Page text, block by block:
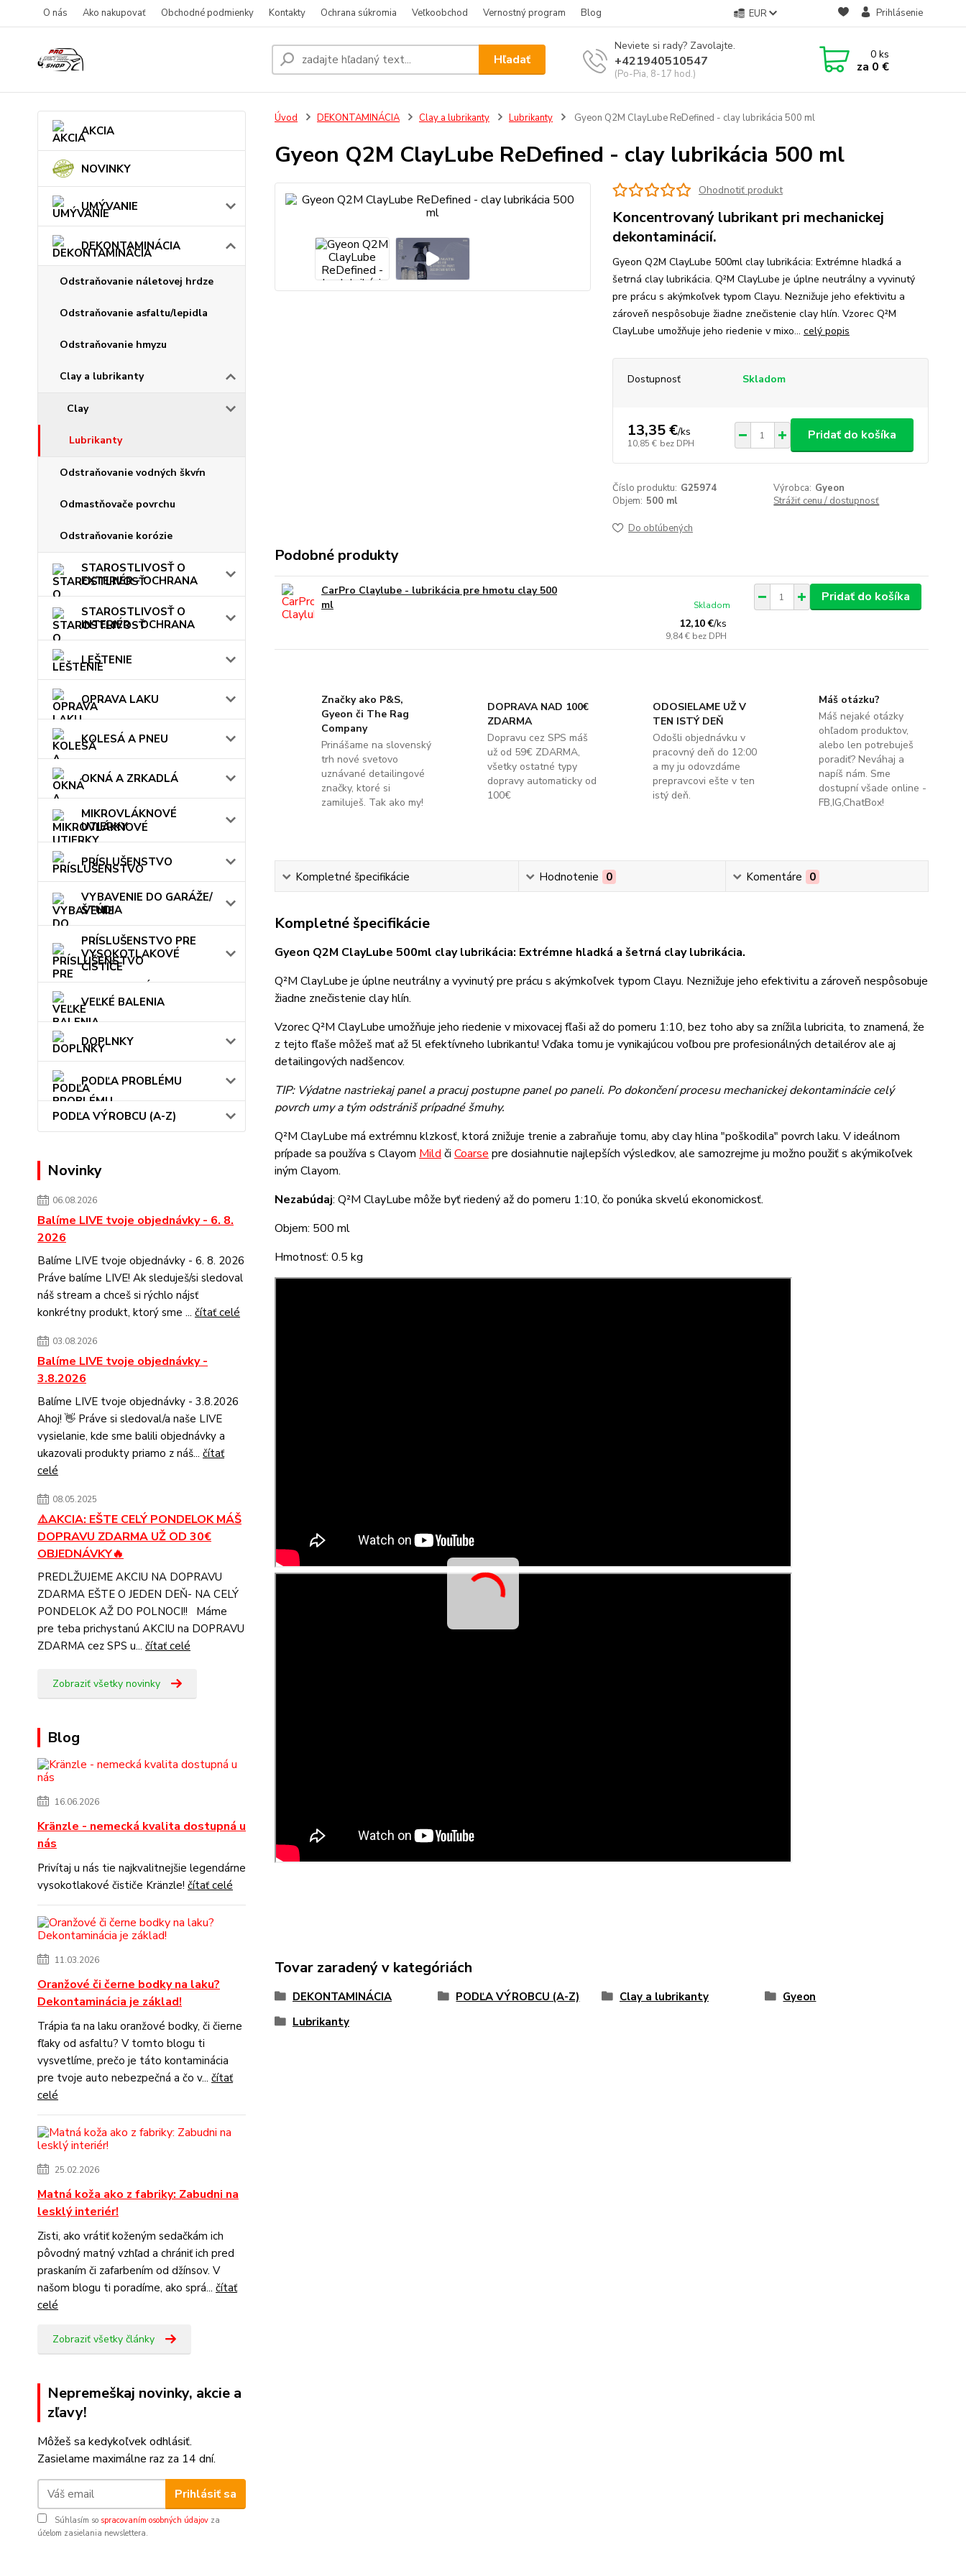
O nás Ako nakupovať Obchodné podmienky Kontakty Ochrana súkromia Veľkoobchod Vernostný program Blog EUR Prihlásenie
Hľadať
Neviete si rady? Zavolajte.
+421940510547
(Po-Pia, 8-17 hod.)
0ks
za 0 €
AKCIA
NOVINKY
UMÝVANIE
DEKONTAMINÁCIA
Odstraňovanie náletovej hrdze
Odstraňovanie asfaltu/lepidla
Odstraňovanie hmyzu
Clay a lubrikanty
Clay
Lubrikanty
Odstraňovanie vodných škvŕn
Odmastňovače povrchu
Odstraňovanie korózie
STAROSTLIVOSŤ O
EXTERIÉR - OCHRANA
STAROSTLIVOSŤ O
INTERIÉR - OCHRANA
LEŠTENIE
OPRAVA LAKU
KOLESÁ A PNEU
OKNÁ A ZRKADLÁ
MIKROVLÁKNOVÉ
UTIERKY
PRÍSLUŠENSTVO
VYBAVENIE DO GARÁŽE/
ŠTÚDIA
PRÍSLUŠENSTVO PRE
VYSOKOTLAKOVÉ
ČISTIČE
VEĽKÉ BALENIA
DOPLNKY
PODĽA PROBLÉMU
PODĽA VÝROBCU (A-Z)
Novinky
06.08.2026
Balíme LIVE tvoje objednávky - 6. 8.
2026
Balíme LIVE tvoje objednávky - 6. 8. 2026
Práve balíme LIVE! Ak sleduješ/si sledoval
náš stream a chceš si rýchlo nájsť
konkrétny produkt, ktorý sme ... čítať celé
03.08.2026
Balíme LIVE tvoje objednávky -
3.8.2026
Balíme LIVE tvoje objednávky - 3.8.2026
Ahoj! 👋 Práve si sledoval/a naše LIVE
vysielanie, kde sme balili objednávky a
ukazovali produkty priamo z náš... čítať
celé
08.05.2025
⚠️AKCIA: EŠTE CELÝ PONDELOK MÁŠ
DOPRAVU ZDARMA UŽ OD 30€
OBJEDNÁVKY🔥
PREDLŽUJEME AKCIU NA DOPRAVU
ZDARMA EŠTE O JEDEN DEŇ- NA CELÝ
PONDELOK AŽ DO POLNOCI!! Máme
pre teba prichystanú AKCIU na DOPRAVU
ZDARMA cez SPS u... čítať celé
Zobraziť všetky novinky
Blog
16.06.2026
Kränzle - nemecká kvalita dostupná u
nás
Privítaj u nás tie najkvalitnejšie legendárne
vysokotlakové čističe Kränzle! čítať celé
11.03.2026
Oranžové či černe bodky na laku?
Dekontaminácia je základ!
Trápia ťa na laku oranžové bodky, či čierne
fľaky od asfaltu? V tomto blogu ti
vysvetlíme, prečo je táto kontaminácia
pre tvoje auto nebezpečná a čo v... čítať
celé
25.02.2026
Matná koža ako z fabriky: Zabudni na
lesklý interiér!
Zisti, ako vrátiť koženým sedačkám ich
pôvodný matný vzhľad a chrániť ich pred
praskaním či zafarbením od džínsov. V
našom blogu ti poradíme, ako sprá... čítať
celé
Zobraziť všetky články
Nepremeškaj novinky, akcie a
zľavy!
Môžeš sa kedykoľvek odhlásiť.
Zasielame maximálne raz za 14 dní.
Prihlásiť sa
Súhlasím so spracovaním osobných údajov za
účelom zasielania newslettera.
Úvod DEKONTAMINÁCIA Clay a lubrikanty Lubrikanty Gyeon Q2M ClayLube ReDefined - clay lubrikácia 500 ml
Gyeon Q2M ClayLube ReDefined - clay lubrikácia 500 ml
Ohodnotiť produkt
Koncentrovaný lubrikant pri mechanickej
dekontaminácií.
Gyeon Q2M ClayLube 500ml clay lubrikácia: Extrémne hladká a
šetrná clay lubrikácia. Q²M ClayLube je úplne neutrálny a vyvinutý
pre prácu s akýmkoľvek typom Clayu. Neznižuje jeho efektivitu a
zároveň nespôsobuje žiadne znečistenie clay hlín. Vzorec Q²M
ClayLube umožňuje jeho riedenie v mixo... celý popis
Dostupnosť Skladom
13,35 €/ks
10,85 € bez DPH
Pridať do košíka
Číslo produktu: G25974 Výrobca: Gyeon
Objem: 500 ml Strážiť cenu / dostupnosť
Do obľúbených
Podobné produkty
CarPro Claylube - lubrikácia pre hmotu clay 500
ml
12,10 €/ks
9,84 € bez DPH
Skladom
Pridať do košíka
Značky ako P&S,
Gyeon či The Rag
Company
Prinášame na slovenský
trh nové svetovo
uznávané detailingové
značky, ktoré si
zamiluješ. Tak ako my!
DOPRAVA NAD 100€
ZDARMA
Dopravu cez SPS máš
už od 59€ ZDARMA,
všetky ostatné typy
dopravy automaticky od
100€
ODOSIELAME UŽ V
TEN ISTÝ DEŇ
Odošli objednávku v
pracovný deň do 12:00
a my ju odovzdáme
prepravcovi ešte v ten
istý deň.
Máš otázku?
Máš nejaké otázky
ohľadom produktov,
alebo len potrebuješ
poradiť? Neváhaj a
napíš nám. Sme
dostupní všade online -
FB,IG,ChatBox!
Kompletné špecifikácie Hodnotenie 0 Komentáre 0
Kompletné špecifikácie
Gyeon Q2M ClayLube 500ml clay lubrikácia: Extrémne hladká a šetrná clay lubrikácia.
Q²M ClayLube je úplne neutrálny a vyvinutý pre prácu s akýmkoľvek typom Clayu. Neznižuje jeho efektivitu a zároveň nespôsobuje
žiadne znečistenie clay hlín.
Vzorec Q²M ClayLube umožňuje jeho riedenie v mixovacej fľaši až do pomeru 1:10, bez toho aby sa znížila lubricita, to znamená, že
z tejto fľaše môžeš mať až 5l efektívneho lubrikantu! Vďaka tomu je vynikajúcou voľbou pre profesionálných detailérov ale aj
detailingových nadšencov.
TIP: Výdatne nastriekaj panel a pracuj postupne panel po paneli. Po dokončení procesu mechanickej dekontaminácie celý
povrch umy a tým odstrániš prípadné šmuhy.
Q²M ClayLube má extrémnu klzkosť, ktorá znižuje trenie a zabraňuje tomu, aby clay hlina "poškodila" povrch laku. V ideálnom
prípade sa používa s Clayom Mild či Coarse pre dosiahnutie najlepších výsledkov, ale samozrejme ju možno použiť s akýmikoľvek
iným Clayom.
Nezabúdaj: Q²M ClayLube môže byť riedený až do pomeru 1:10, čo ponúka skvelú ekonomickosť.
Objem: 500 ml
Hmotnosť: 0.5 kg
Tovar zaradený v kategóriách
DEKONTAMINÁCIA PODĽA VÝROBCU (A-Z) Clay a lubrikanty
Gyeon
Lubrikanty